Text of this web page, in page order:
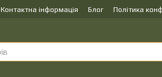
Контактна інформація Блог Політика